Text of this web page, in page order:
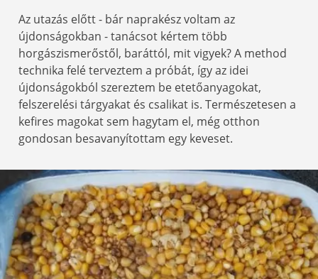
Az utazás előtt - bár naprakész voltam az
újdonságokban - tanácsot kértem több
horgászismerőstől, baráttól, mit vigyek? A method
technika felé terveztem a próbát, így az idei
újdonságokból szereztem be etetőanyagokat,
felszerelési tárgyakat és csalikat is. Természetesen a
kefires magokat sem hagytam el, még otthon
gondosan besavanyítottam egy keveset.